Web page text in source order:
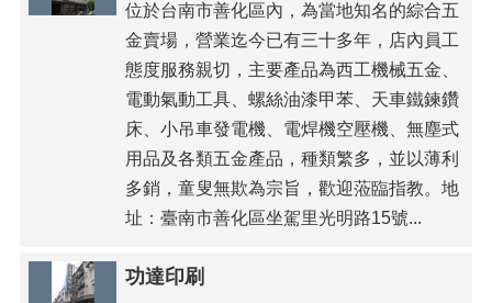
位於台南市善化區內，為當地知名的綜合五
金賣場，營業迄今已有三十多年，店內員工
態度服務親切，主要產品為西工機械五金、
電動氣動工具、螺絲油漆甲苯、天車鐵鍊鑽
床、小吊車發電機、電焊機空壓機、無塵式
用品及各類五金產品，種類繁多，並以薄利
多銷，童叟無欺為宗旨，歡迎蒞臨指教。地
址：臺南市善化區坐駕里光明路15號...
功達印刷